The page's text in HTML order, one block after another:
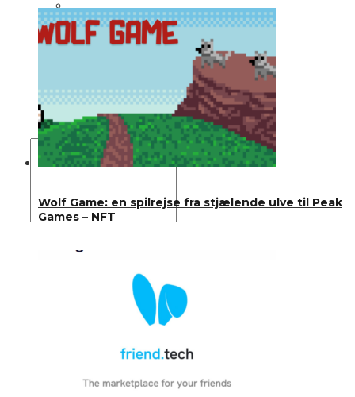
Annoncering
Wolf Game: en spilrejse fra stjælende ulve til Peak
Games – NFT